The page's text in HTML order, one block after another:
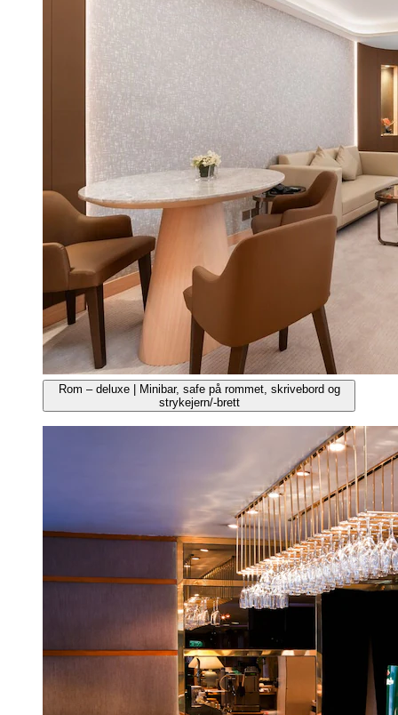
Rom – deluxe | Minibar, safe på rommet, skrivebord og
strykejern/-brett